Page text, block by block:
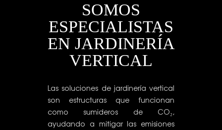
SOMOS
ESPECIALISTAS
EN JARDINERÍA
VERTICAL
Las soluciones de jardinería vertical
son estructuras que funcionan
como sumideros de CO₂,
ayudando a mitigar las emisiones